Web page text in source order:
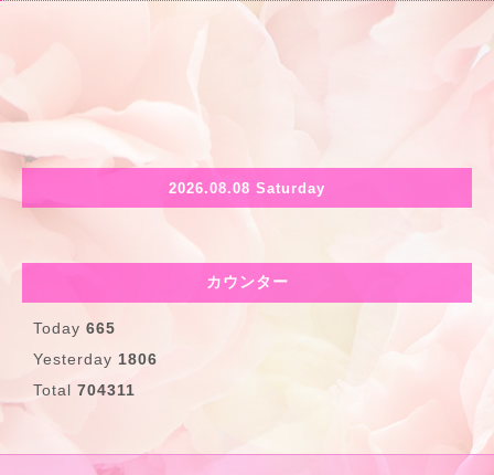
2026.08.08 Saturday
カウンター
Today 665
Yesterday 1806
Total 704311